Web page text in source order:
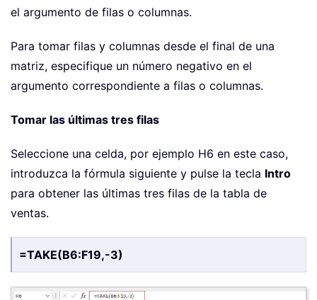
el argumento de filas o columnas.
Para tomar filas y columnas desde el final de una
matriz, especifique un número negativo en el
argumento correspondiente a filas o columnas.
Tomar las últimas tres filas
Seleccione una celda, por ejemplo H6 en este caso,
introduzca la fórmula siguiente y pulse la tecla Intro
para obtener las últimas tres filas de la tabla de
ventas.
=TAKE(B6:F19,-3)